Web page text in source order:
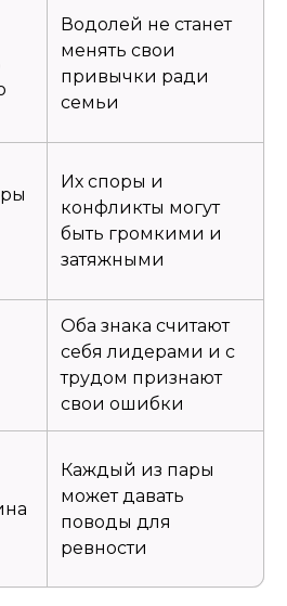
Водолей не станет
менять свои
привычки ради
семьи
Их споры и
конфликты могут
быть громкими и
затяжными
Оба знака считают
себя лидерами и с
трудом признают
свои ошибки
Каждый из пары
может давать
поводы для
ревности